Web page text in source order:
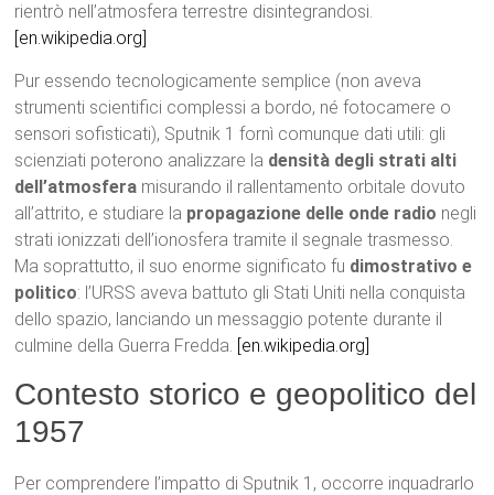
rientrò nell’atmosfera terrestre disintegrandosi.
[en.wikipedia.org]
Pur essendo tecnologicamente semplice (non aveva
strumenti scientifici complessi a bordo, né fotocamere o
sensori sofisticati), Sputnik 1 fornì comunque dati utili: gli
scienziati poterono analizzare la densità degli strati alti
dell’atmosfera misurando il rallentamento orbitale dovuto
all’attrito, e studiare la propagazione delle onde radio negli
strati ionizzati dell’ionosfera tramite il segnale trasmesso.
Ma soprattutto, il suo enorme significato fu dimostrativo e
politico: l’URSS aveva battuto gli Stati Uniti nella conquista
dello spazio, lanciando un messaggio potente durante il
culmine della Guerra Fredda. [en.wikipedia.org]
Contesto storico e geopolitico del
1957
Per comprendere l’impatto di Sputnik 1, occorre inquadrarlo